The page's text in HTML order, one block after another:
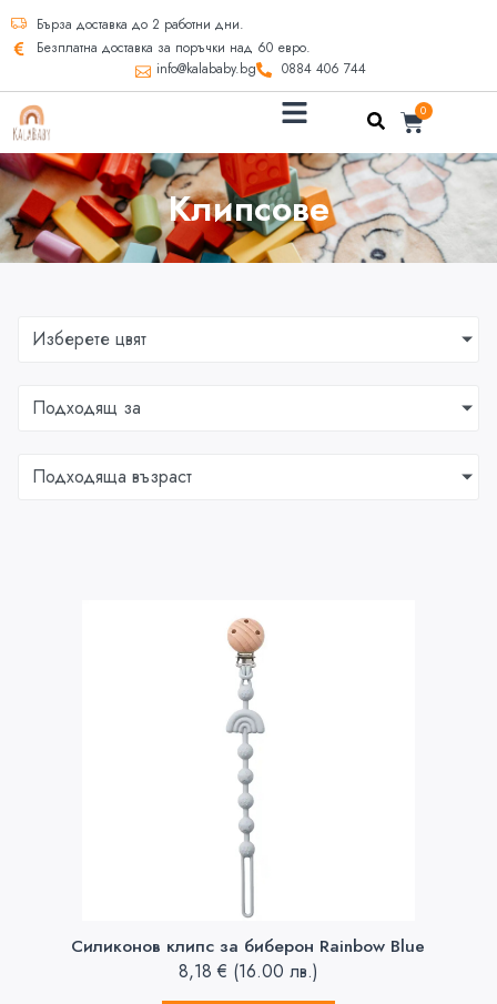
Бърза доставка до 2 работни дни.
Безплатна доставка за поръчки над 60 евро.
info@kalababy.bg
0884 406 744
0
Клипсове
Изберете цвят
Подходящ за
Подходяща възраст
Силиконов клипс за биберон Rainbow Blue
8,18€ (16.00 лв.)